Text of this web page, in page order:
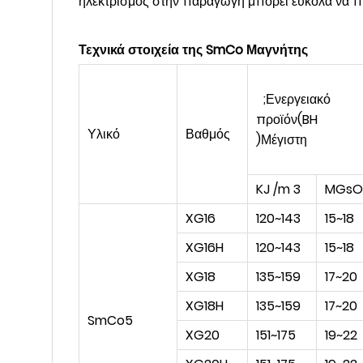
Τεχνικά στοιχεία της SmCo Μαγνήτης
Υλικό Βαθμός
;Ενεργειακό
προϊόν(BH
)Μέγιστη
KJ /m 3
SmCo5
XG16 120~143
15~18
XG16H
120~143
15~18
XG18
135~159
17~20
XG18H
135~159
17~20
XG20
151~175
19~22